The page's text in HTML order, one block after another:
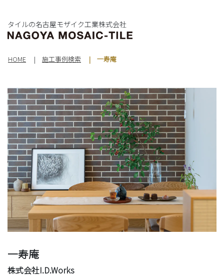
タイルの名古屋モザイク工業株式会社
HOME 施工事例検索 一寿庵
一寿庵
株式会社I.D.Works